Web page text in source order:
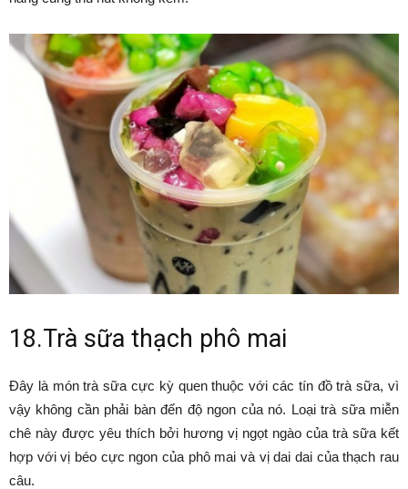
18.Trà sữa thạch phô mai
Đây là món trà sữa cực kỳ quen thuộc với các tín đồ trà sữa, vì
vậy không cần phải bàn đến độ ngon của nó. Loại trà sữa miễn
chê này được yêu thích bởi hương vị ngọt ngào của trà sữa kết
hợp với vị béo cực ngon của phô mai và vị dai dai của thạch rau
câu.